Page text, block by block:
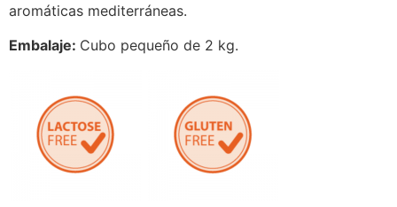
aromáticas mediterráneas.
Embalaje: Cubo pequeño de 2 kg.